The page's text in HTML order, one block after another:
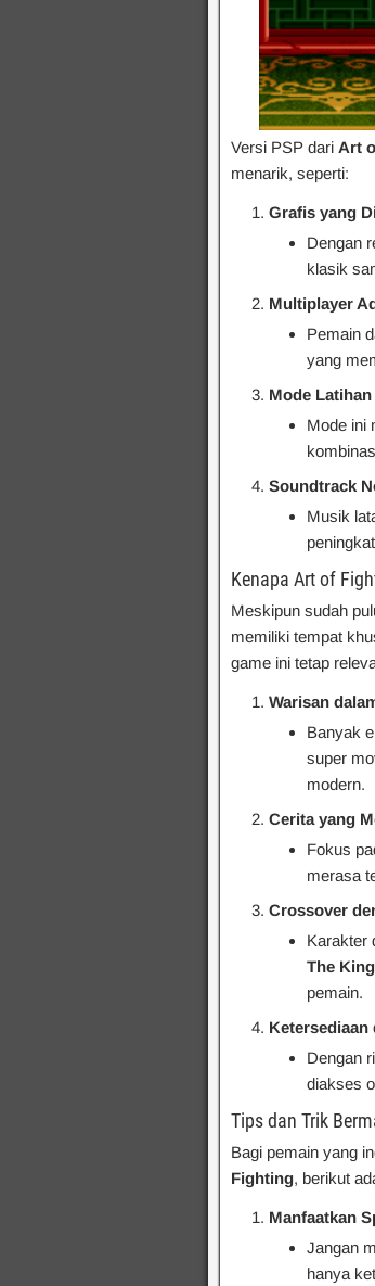
Versi PSP dari Art
menarik, seperti:
Grafis yang
Dengan
klasik
Multiplayer
Pemain
yang
Mode Latihan
Mode ini
Soundtrack
Musik
Kenapa Art of
Meskipun sudah
memiliki tempat
game ini tetap
Warisan
Banyak
super
modern.
Cerita yang
Fokus
merasa
Crossover
Karakter
The
pemain.
Dengan
diakses
Tips dan Trik
Bagi pemain yang
Fighting, berikut
Manfaatkan
Jangan
hanya